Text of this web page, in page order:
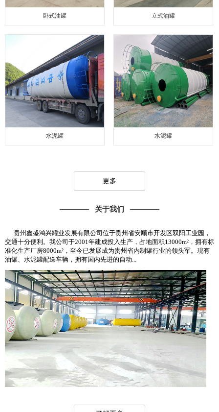
卧式油罐 立式油罐
水泥罐 水泥罐
更多
关于我们
贵州鑫盛鸿兴罐业发展有限公司位于贵州省安顺市开发区双阳工业园，
交通十分便利。我公司于2001年建成投入生产，占地面积13000m²，拥有标
准化生产厂房8000m²，至今已发展成为贵州省内制罐行业的领头军。现有
油罐、水泥罐配送车辆，拥有国内先进的自动...